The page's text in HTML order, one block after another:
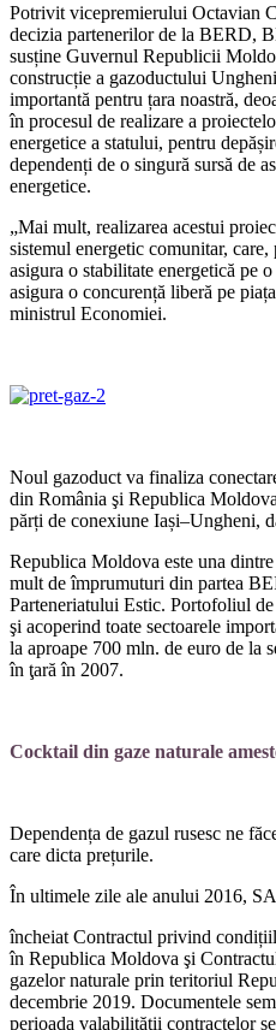
Potrivit vicepremierului Octavian
decizia parteneri­lor de la BERD,
susține Guvernul Republicii
construcție a gazoductului
importantă pentru țara noastră,
în procesul de realizare a
energetice a statului, pentru
dependenți de o singură sursă de
energetice.
„Mai mult, realizarea acestui
sistemul energe­tic comunitar,
asigura o stabilitate energetică pe
asigura o concurență liberă pe
ministrul Economiei.
Noul gazoduct va finaliza
din România şi Republica
părți de conexiune Iași–Ungheni,
Republica Moldova este una
mult de împru­muturi din partea
Parteneriatului Estic. Portofo­liul
şi acoperind toate sectoarele
la aproape 700 mln. de euro de la
în ţară în 2007.
Cocktail din gaze naturale
Dependența de gazul rusesc ne
care dicta prețurile.
În ultimele zile ale anului 2016,
încheiat Contractul privind
în Republica Moldova şi
gazelor naturale prin teritoriul
decembrie 2019. Do­cumentele
perioada valabilității contractelor